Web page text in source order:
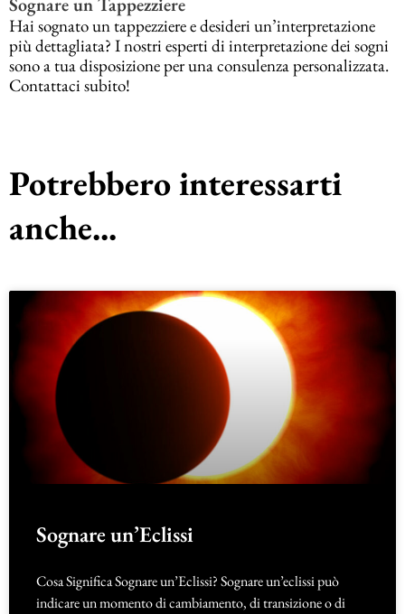
Sognare un Tappezziere
Hai sognato un tappezziere e desideri un’interpretazione
più dettagliata? I nostri esperti di interpretazione dei sogni
sono a tua disposizione per una consulenza personalizzata.
Contattaci subito!
Potrebbero interessarti
anche...
Sognare un’Eclissi
Cosa Significa Sognare un’Eclissi? Sognare un’eclissi può
indicare un momento di cambiamento, di transizione o di